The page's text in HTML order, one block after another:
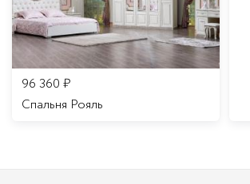
96 360 ₽
Спальня Рояль